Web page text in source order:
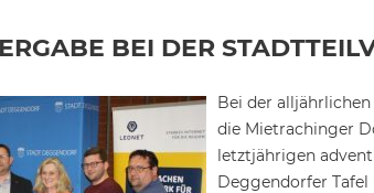
BEI DER
Bei der
die Mietrachinger
letztjährigen
Deggendorfer Tafel